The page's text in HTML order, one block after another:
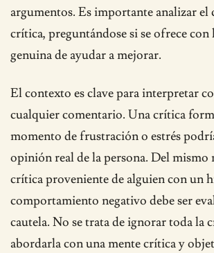
argumentos. Es importante analizar el
crítica, preguntándose si se ofrece
genuina de ayudar a mejorar.
El contexto es clave para interpretar
cualquier comentario. Una crítica
momento de frustración o estrés
opinión real de la persona. Del mismo
crítica proveniente de alguien con un
comportamiento negativo debe ser
cautela. No se trata de ignorar toda la
abordarla con una mente crítica y